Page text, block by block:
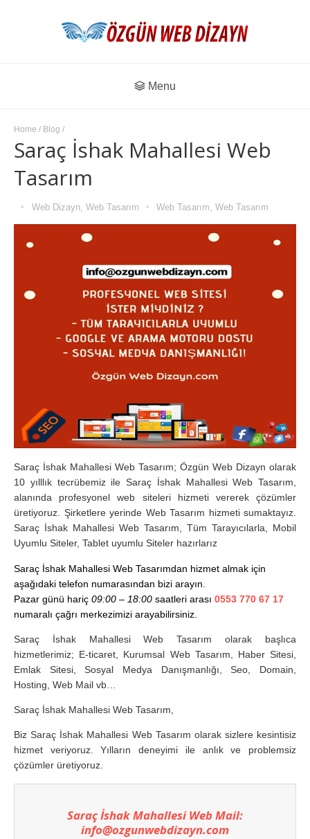
Menu
Home / Blog /
Saraç İshak Mahallesi Web
Tasarım
Web Dizayn, Web Tasarım Web Tasarım ,Web Tasarım
Saraç İshak Mahallesi Web Tasarım; Özgün Web Dizayn olarak
10 yılllık tecrübemiz ile Saraç İshak Mahallesi Web Tasarım,
alanında profesyonel web siteleri hizmeti vererek çözümler
üretiyoruz. Şirketlere yerinde Web Tasarım hizmeti sumaktayız.
Saraç İshak Mahallesi Web Tasarım, Tüm Tarayıcılarla, Mobil
Uyumlu Siteler, Tablet uyumlu Siteler hazırlarız
Saraç İshak Mahallesi Web Tasarımdan hizmet almak için
aşağıdaki telefon numarasından bizi arayın.
Pazar günü hariç 09:00 – 18:00 saatleri arası 0553 770 67 17
numaralı çağrı merkezimizi arayabilirsiniz.
Saraç İshak Mahallesi Web Tasarım olarak başlıca
hizmetlerimiz; E-ticaret, Kurumsal Web Tasarım, Haber Sitesi,
Emlak Sitesi, Sosyal Medya Danışmanlığı, Seo, Domain,
Hosting, Web Mail vb…
Saraç İshak Mahallesi Web Tasarım,
Biz Saraç İshak Mahallesi Web Tasarım olarak sizlere kesintisiz
hizmet veriyoruz. Yılların deneyimi ile anlık ve problemsiz
çözümler üretiyoruz.
Saraç İshak Mahallesi Web Mail:
info@ozgunwebdizayn.com